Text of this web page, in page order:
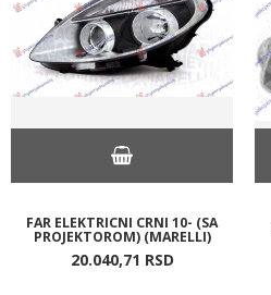
FAR ELEKTRICNI CRNI 10- (SA
PROJEKTOROM) (MARELLI)
20.040,71 RSD